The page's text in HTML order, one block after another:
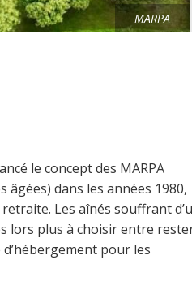
MARPA
le concept des MARPA
âgées) dans les années 1980,
Les aînés souffrant
lors plus à choisir entre
pour les